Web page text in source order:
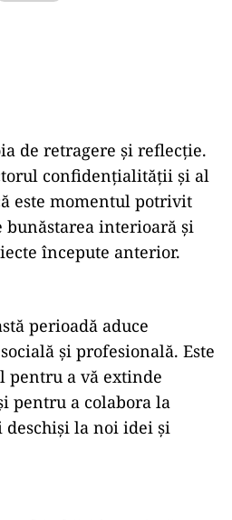
de retragere și reflecție.
confidențialității și al
este momentul potrivit
bunăstarea interioară și
începute anterior.
perioadă aduce
și profesională. Este
pentru a vă extinde
pentru a colabora la
la noi idei și